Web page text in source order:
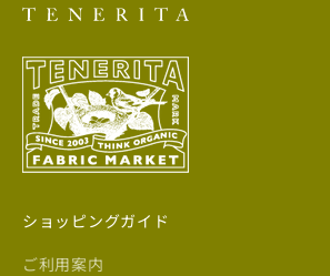
ショッピングガイド
ご利用案内